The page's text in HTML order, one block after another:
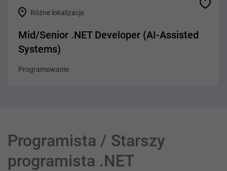
Różne lokalizacje
Mid/Senior .NET Developer (AI-Assisted
Systems)
Programowanie
Programista / Starszy
programista .NET